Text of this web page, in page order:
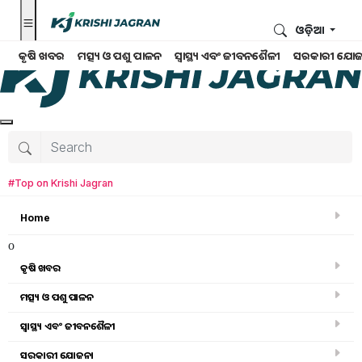
କୃଷି ଖବର ମତ୍ସ୍ୟ ଓ ପଶୁ ପାଳନ ସ୍ୱାସ୍ଥ୍ୟ ଏବଂ ଜୀବନଶୈଳୀ ସରକାରୀ
ଓଡ଼ିଆ
#Top on Krishi Jagran
Home
o
କୃଷି ଖବର
ମତ୍ସ୍ୟ ଓ ପଶୁ ପାଳନ
ସ୍ୱାସ୍ଥ୍ୟ ଏବଂ ଜୀବନଶୈଳୀ
ସରକାରୀ ଯୋଜନା
କୃଷି ଖବର